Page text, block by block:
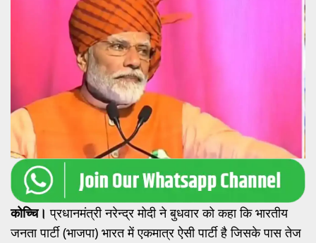
कोच्चि।प्रधानमंत्री नरेन्द्र मोदी ने बुधवार को कहा कि भारतीय
जनता पार्टी (भाजपा) भारत में एकमात्र ऐसी पार्टी है जिसके पास तेज